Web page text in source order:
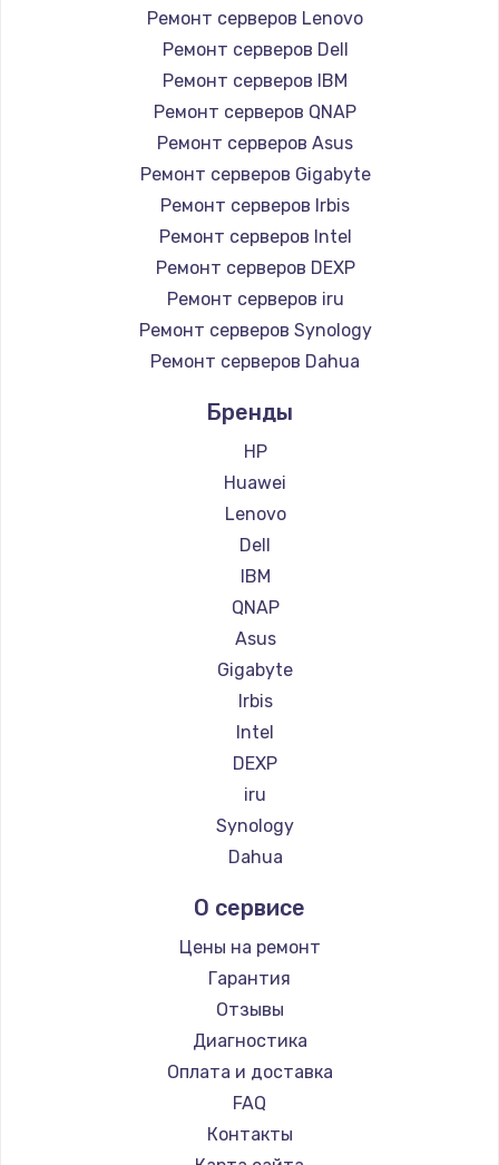
Ремонт серверов Lenovo
Ремонт серверов Dell
Ремонт серверов IBM
Ремонт серверов QNAP
Ремонт серверов Asus
Ремонт серверов Gigabyte
Ремонт серверов Irbis
Ремонт серверов Intel
Ремонт серверов DEXP
Ремонт серверов iru
Ремонт серверов Synology
Ремонт серверов Dahua
Бренды
HP
Huawei
Lenovo
Dell
IBM
QNAP
Asus
Gigabyte
Irbis
Intel
DEXP
iru
Synology
Dahua
О сервисе
Цены на ремонт
Гарантия
Отзывы
Диагностика
Оплата и доставка
FAQ
Контакты